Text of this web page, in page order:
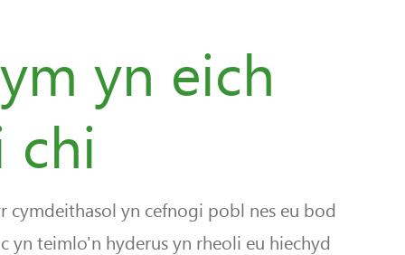
yn eich
chi
cymdeithasol yn cefnogi pobl nes eu bod
yn teimlo'n hyderus yn rheoli eu hiechyd